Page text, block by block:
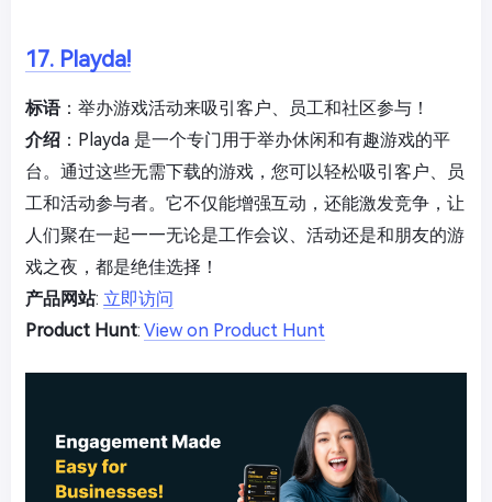
17. Playda!
标语：举办游戏活动来吸引客户、员工和社区参与！
介绍 ：Playda 是一个专门用于举办休闲和有趣游戏的平
台。通过这些无需下载的游戏，您可以轻松吸引客户、员
工和活动参与者。它不仅能增强互动，还能激发竞争，让
人们聚在一起——无论是工作会议、活动还是和朋友的游
戏之夜，都是绝佳选择！
产品网站: 立即访问
Product Hunt: View on Product Hunt